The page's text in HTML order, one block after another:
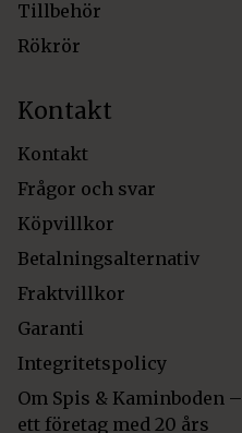
Tillbehör
Rökrör
Kontakt
Kontakt
Frågor och svar
Köpvillkor
Betalningsalternativ
Fraktvillkor
Garanti
Integritetspolicy
Om Spis & Kaminboden –
ett företag med 20 års